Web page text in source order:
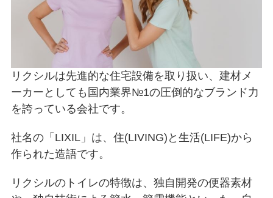
リクシルは先進的な住宅設備を取り扱い、建材メ
ーカーとしても国内業界№1の圧倒的なブランド力
を誇っている会社です。
社名の「LIXIL」は、住(LIVING)と生活(LIFE)から
作られた造語です。
リクシルのトイレの特徴は、独自開発の便器素材